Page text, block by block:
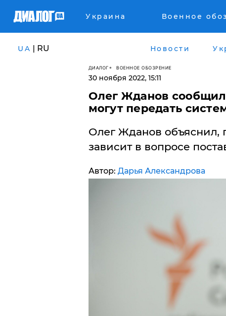
Украина Военное
UA | RU Новости
ДИАЛОГ ВОЕННОЕ ОБОЗРЕНИЕ
30 ноября 2022, 15:11
Олег Жданов
могут передать
Олег Жданов объяснил,
зависит в вопросе
Автор: Дарья Александрова